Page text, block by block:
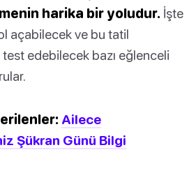
harika bir yoludur. İşte
açabilecek ve bu tatil
edebilecek bazı eğlenceli
Ailece
Şükran Günü Bilgi